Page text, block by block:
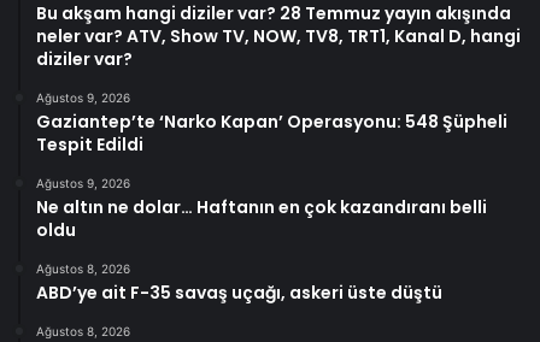
Bu akşam hangi diziler var? 28 Temmuz yayın akışında
neler var? ATV, Show TV, NOW, TV8, TRT1, Kanal D, hangi
diziler var?
Ağustos 9, 2026
Gaziantep’te ‘Narko Kapan’ Operasyonu: 548 Şüpheli
Tespit Edildi
Ağustos 9, 2026
Ne altın ne dolar… Haftanın en çok kazandıranı belli
oldu
Ağustos 8, 2026
ABD’ye ait F-35 savaş uçağı, askeri üste düştü
Ağustos 8, 2026